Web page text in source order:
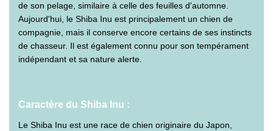
de son pelage, similaire à celle des feuilles d'automne.
Aujourd'hui, le Shiba Inu est principalement un chien de
compagnie, mais il conserve encore certains de ses instincts
de chasseur. Il est également connu pour son tempérament
indépendant et sa nature alerte.
Caractère du Shiba Inu :
Le Shiba Inu est une race de chien originaire du Japon,